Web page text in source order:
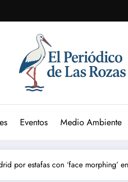
Eventos Medio Ambiente
por estafas con ‘face morphing’